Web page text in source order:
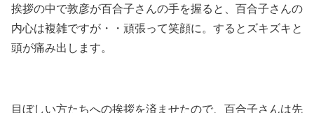
挨拶の中で敦彦が百合子さんの手を握ると、百合子さんの
内心は複雑ですが・・頑張って笑顔に。するとズキズキと
頭が痛み出します。
目ぼしい方たちへの挨拶を済ませたので、百合子さんは先